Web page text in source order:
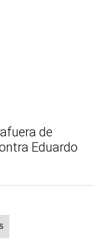
de
Eduardo